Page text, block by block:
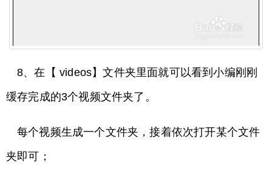
8、在【 videos】文件夹里面就可以看到小编刚刚
缓存完成的3个视频文件夹了。
每个视频生成一个文件夹，接着依次打开某个文件
夹即可；